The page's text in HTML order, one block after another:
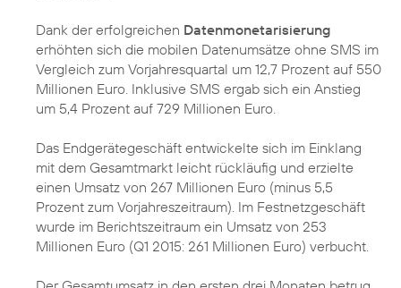
Dank der erfolgreichen Datenmonetarisierung
erhöhten sich die mobilen Datenumsätze ohne SMS im
Vergleich zum Vorjahresquartal um 12,7 Prozent auf 550
Millionen Euro. Inklusive SMS ergab sich ein Anstieg
um 5,4 Prozent auf 729 Millionen Euro.
Das Endgerätegeschäft entwickelte sich im Einklang
mit dem Gesamtmarkt leicht rückläufig und erzielte
einen Umsatz von 267 Millionen Euro (minus 5,5
Prozent zum Vorjahreszeitraum). Im Festnetzgeschäft
wurde im Berichtszeitraum ein Umsatz von 253
Millionen Euro (Q1 2015: 261 Millionen Euro) verbucht.